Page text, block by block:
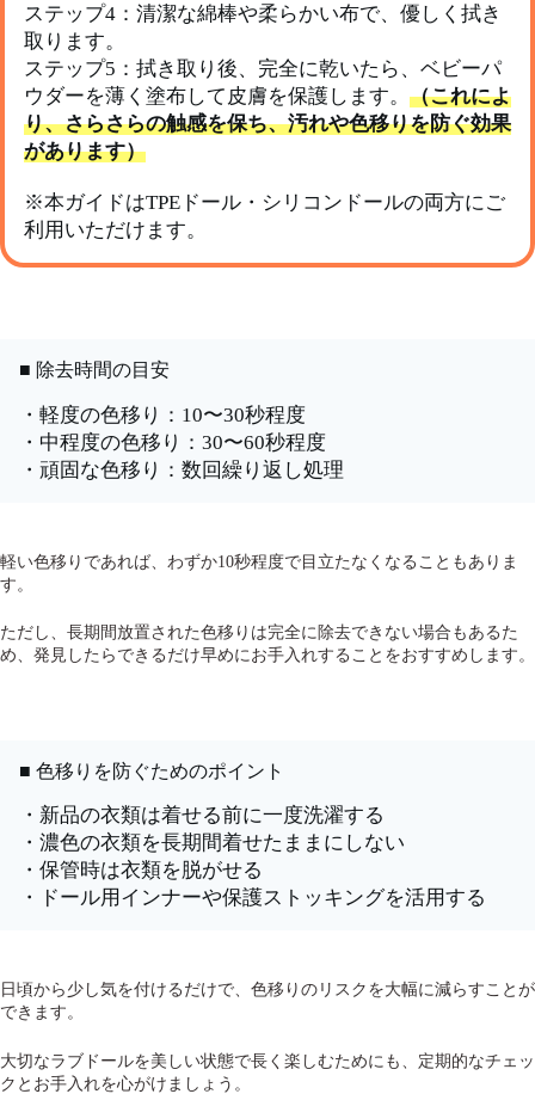
ステップ4：清潔な綿棒や柔らかい布で、優しく拭き
取ります。
ステップ5：拭き取り後、完全に乾いたら、ベビーパ
ウダーを薄く塗布して皮膚を保護します。 （これによ
り、さらさらの触感を保ち、汚れや色移りを防ぐ効果
があります）
※本ガイドはTPEドール・シリコンドールの両方にご
利用いただけます。
■ 除去時間の目安
・軽度の色移り：10〜30秒程度
・中程度の色移り：30〜60秒程度
・頑固な色移り：数回繰り返し処理
軽い色移りであれば、わずか10秒程度で目立たなくなることもありま
す。
ただし、長期間放置された色移りは完全に除去できない場合もあるた
め、発見したらできるだけ早めにお手入れすることをおすすめします。
■ 色移りを防ぐためのポイント
・新品の衣類は着せる前に一度洗濯する
・濃色の衣類を長期間着せたままにしない
・保管時は衣類を脱がせる
・ドール用インナーや保護ストッキングを活用する
日頃から少し気を付けるだけで、色移りのリスクを大幅に減らすことが
できます。
大切なラブドールを美しい状態で長く楽しむためにも、定期的なチェッ
クとお手入れを心がけましょう。